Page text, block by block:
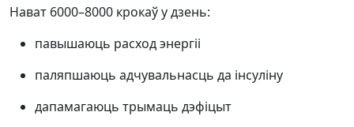
Нават 6000–8000 крокаў у дзень:
павышаюць расход энергіі
паляпшаюць адчувальнасць да інсуліну
дапамагаюць трымаць дэфіцыт